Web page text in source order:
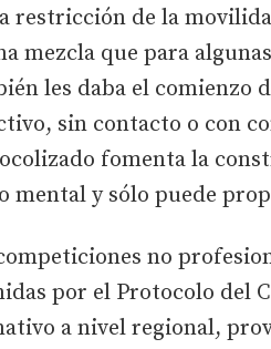
restricción de la
mezcla que para
les daba el comienzo
sin contacto o con
fomenta la
mental y sólo puede
no
por el Protocolo del
a nivel regional,